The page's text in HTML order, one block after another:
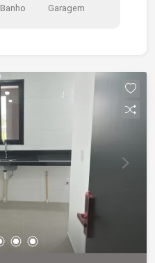
Banho Garagem